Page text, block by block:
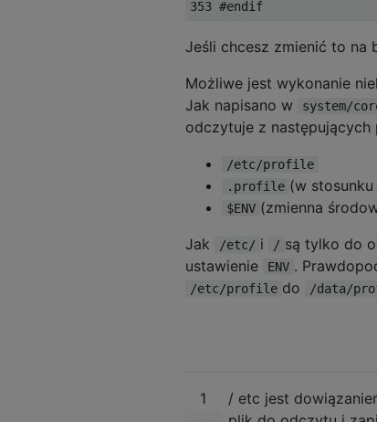
Jeśli chcesz zmienić to na
Możliwe jest wykonanie
Jak napisano w
system/
odczytuje z
/etc/profile
.profile (w
$ENV (zmienna
Jak
/etc/ i / są tylko do
ustawienie
ENV .
/etc/profile do /data/
1
/ etc jest